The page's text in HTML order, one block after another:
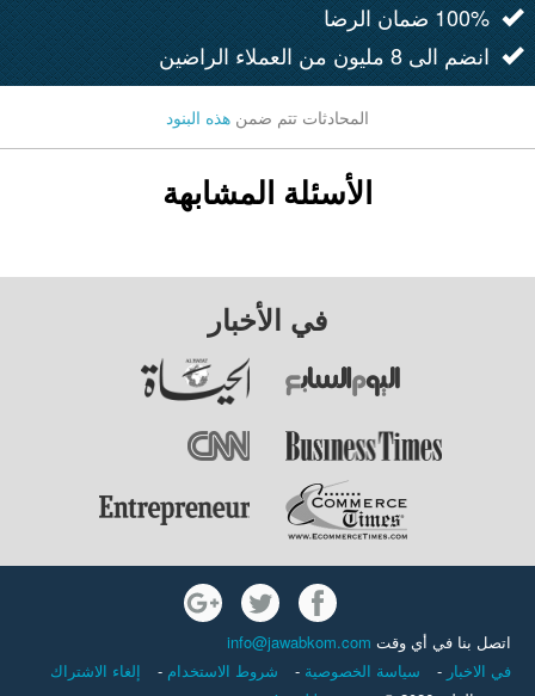
100% ضمان الرضا
انضم الى 8 مليون من العملاء الراضين
المحادثات تتم ضمن هذه البنود
الأسئلة المشابهة
في الأخبار
اتصل بنا في أي وقت info@jawabkom.com
في الاخبار - سياسة الخصوصية - شروط الاستخدام -
إلغاء الاشتراك